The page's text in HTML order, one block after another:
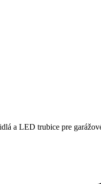
a LED trubice pre